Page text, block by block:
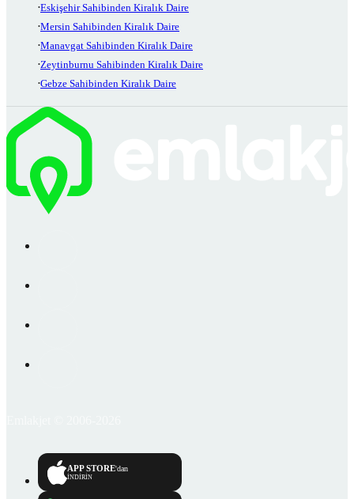
Eskişehir Sahibinden Kiralık Daire
Mersin Sahibinden Kiralık Daire
Manavgat Sahibinden Kiralık Daire
Zeytinburnu Sahibinden Kiralık Daire
Gebze Sahibinden Kiralık Daire
APP STORE'dan
İNDİRİN